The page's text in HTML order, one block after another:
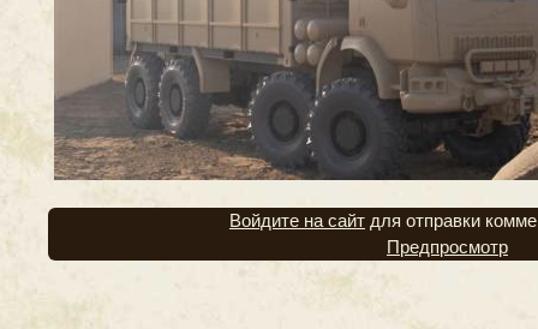
Войдите на сайт для отправки
Предпросмотр